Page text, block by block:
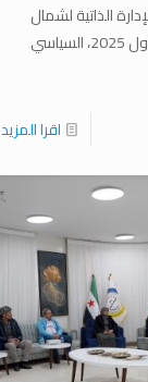
الذاتية لشمال
وشرق سوريا، اليوم الأحد 28 كانون الأول 2025، السياسي
اقرا المزيد